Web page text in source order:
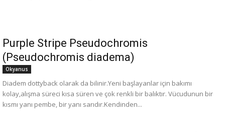
Purple Stripe Pseudochromis
(Pseudochromis diadema)
Okyanus
Diadem dottyback olarak da bilinir.Yeni başlayanlar için bakımı
kolay,alışma süreci kısa süren ve çok renkli bir balıktır. Vücudunun bir
kısmı yanı pembe, bir yanı sarıdır.Kendinden...